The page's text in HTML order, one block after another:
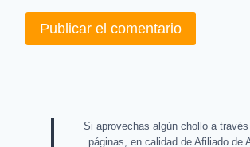
Si aprovechas algún chollo a
páginas, en calidad de Afiliado de